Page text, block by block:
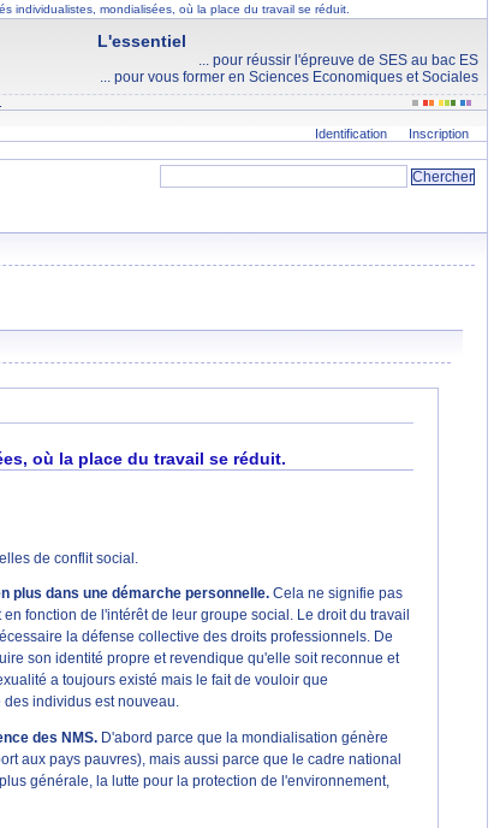
individualistes, mondialisées, où la place du travail se réduit.
L'essentiel
... pour réussir l'épreuve de SES au bac ES
... pour vous former en Sciences Economiques et Sociales
Identification Inscription
où la place du travail se réduit.
de conflit social.
plus dans une démarche personnelle.Cela ne signifie pas
fonction de l'intérêt de leur groupe social. Le droit du travail
la défense collective des droits professionnels. De
son identité propre et revendique qu'elle soit reconnue et
a toujours existé mais le fait de vouloir que
individus est nouveau.
des NMS.D'abord parce que la mondialisation génère
aux pays pauvres), mais aussi parce que le cadre national
générale, la lutte pour la protection de l'environnement,